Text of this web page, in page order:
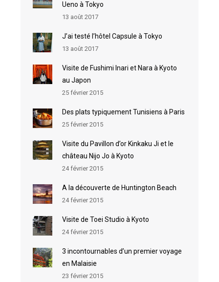
Ueno à Tokyo
13 août 2017
J’ai testé l’hôtel Capsule à Tokyo
13 août 2017
Visite de Fushimi Inari et Nara à Kyoto
au Japon
25 février 2015
Des plats typiquement Tunisiens à Paris
25 février 2015
Visite du Pavillon d’or Kinkaku Ji et le
château Nijo Jo à Kyoto
24 février 2015
A la découverte de Huntington Beach
24 février 2015
Visite de Toei Studio à Kyoto
24 février 2015
3 incontournables d’un premier voyage
en Malaisie
23 février 2015